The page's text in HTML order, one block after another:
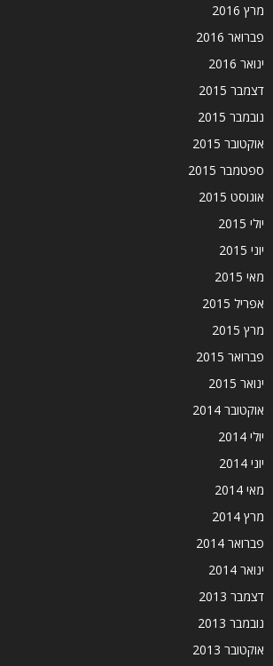
מרץ 2016
פברואר 2016
ינואר 2016
דצמבר 2015
נובמבר 2015
אוקטובר 2015
ספטמבר 2015
אוגוסט 2015
יולי 2015
יוני 2015
מאי 2015
אפריל 2015
מרץ 2015
פברואר 2015
ינואר 2015
אוקטובר 2014
יולי 2014
יוני 2014
מאי 2014
מרץ 2014
פברואר 2014
ינואר 2014
דצמבר 2013
נובמבר 2013
אוקטובר 2013